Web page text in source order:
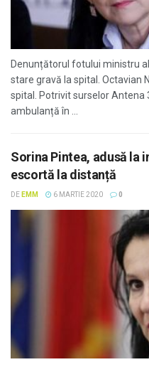
Denunțătorul fotului ministru
stare gravă la spital. Octavian
spital. Potrivit surselor Antena
ambulanță în ...
Sorina Pintea, adusă la
escortă la distanță
DE EMM 6 MARTIE 2020 0